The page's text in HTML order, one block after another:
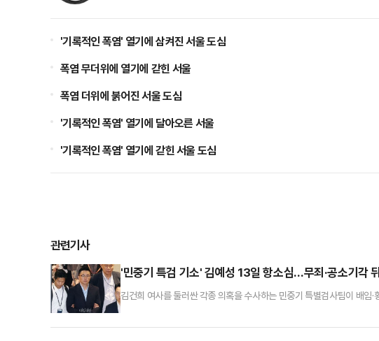
'기록적인 폭염' 열기에 삼켜진 서울 도심
폭염 무더위에 열기에 갇힌 서울
폭염 더위에 붉어진 서울 도심
'기록적인 폭염' 열기에 달아오른 서울
'기록적인 폭염' 열기에 갇힌 서울 도심
관련기사
'민중기 특검 기소' 김예성 13일 항소심…무죄·공소기각
김건희 여사를 둘러싼 각종 의혹을 수사하는 민중기 특별검사팀이 배임
혐의를 받는 김씨의 항소심 첫 공판준비기일을 오는 13일로 지정했다.